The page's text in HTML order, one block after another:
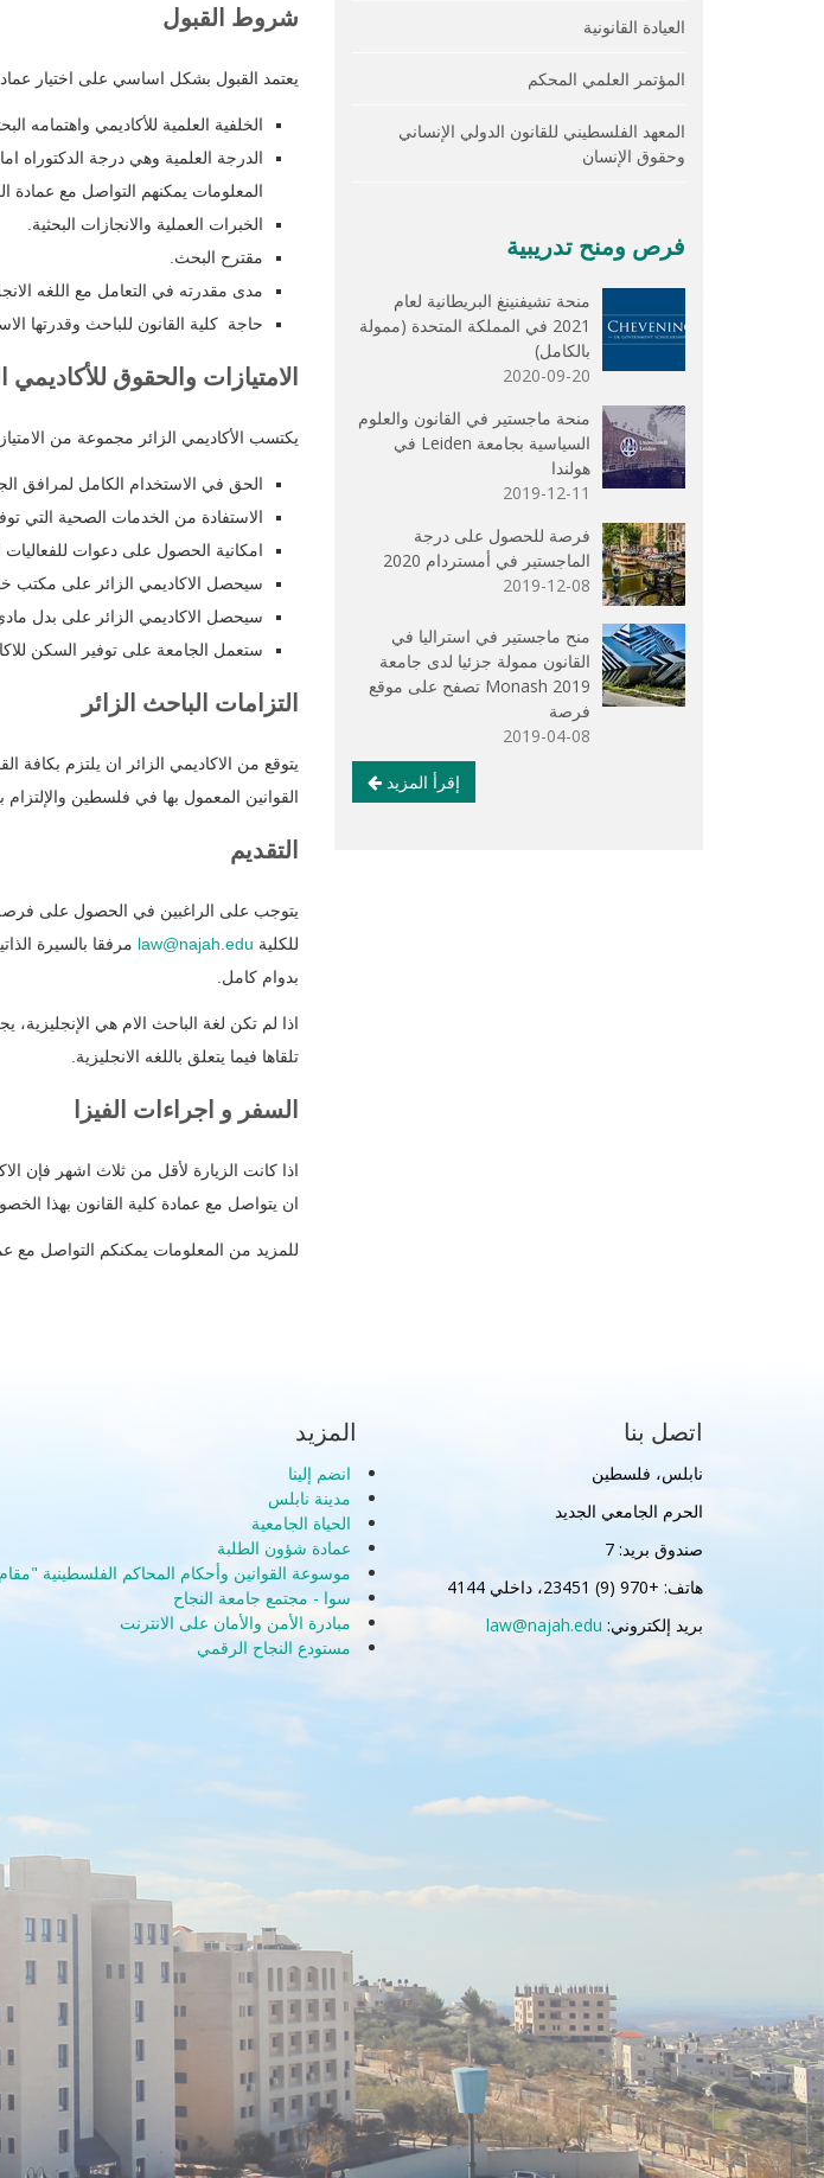
شروط القبول
يعتمد القبول بشكل اساسي على اختيار عمادة
الخلفية العلمية للأكاديمي واهتمامه
الدرجة العلمية وهي درجة الدكتوراه
المعلومات يمكنهم التواصل مع عمادة
الخبرات العملية والانجازات البحثية.
مقترح البحث.
مدى مقدرته في التعامل مع اللغه
حاجة كلية القانون للباحث وقدرتها
الامتيازات والحقوق للأكاديمي
يكتسب الأكاديمي الزائر مجموعة من
الحق في الاستخدام الكامل لمرافق
الاستفادة من الخدمات الصحية التي
امكانية الحصول على دعوات للفعاليات
سيحصل الاكاديمي الزائر على مكتب
سيحصل الاكاديمي الزائر على بدل
ستعمل الجامعة على توفير السكن
التزامات الباحث الزائر
يتوقع من الاكاديمي الزائر ان يلتزم بكافة
القوانين المعمول بها في فلسطين والإلتزام
التقديم
يتوجب على الراغبين في الحصول على
للكلية law@najah.edu مرفقا بالسيرة
بدوام كامل.
اذا لم تكن لغة الباحث الام هي الإنجليزية،
تلقاها فيما يتعلق باللغه الانجليزية.
‏السفر و اجراءات الفيزا ‏
اذا كانت الزيارة لأقل من ثلاث اشهر فإن
ان يتواصل مع عمادة كلية القانون بهذا
للمزيد من المعلومات يمكنكم التواصل مع
العيادة القانونية
المؤتمر العلمي المحكم
المعهد الفلسطيني للقانون الدولي الإنساني
وحقوق الإنسان
فرص ومنح تدريبية
منحة تشيفنينغ البريطانية لعام
2021 في المملكة المتحدة (ممولة
بالكامل)
2020-09-20
منحة ماجستير في القانون والعلوم
السياسية بجامعة Leiden في
هولندا
2019-12-11
فرصة للحصول على درجة
الماجستير في أمستردام 2020
2019-12-08
منح ماجستير في استراليا في
القانون ممولة جزئيا لدى جامعة
Monash 2019 تصفح على موقع
فرصة
2019-04-08
إقرأ المزيد
اتصل بنا
نابلس، فلسطين
الحرم الجامعي الجديد
صندوق بريد: 7
هاتف: +970 (9) 23451، داخلي 4144
بريد إلكتروني: law@najah.edu
المزيد
انضم إلينا
مدينة نابلس
الحياة الجامعية
عمادة شؤون الطلبة
موسوعة القوانين وأحكام المحاكم الفلسطينية
سوا - مجتمع جامعة النجاح
مبادرة الأمن والأمان على الانترنت
مستودع النجاح الرقمي